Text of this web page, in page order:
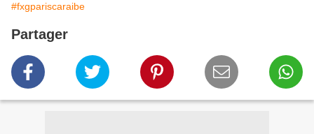
#fxgpariscaraibe
Partager